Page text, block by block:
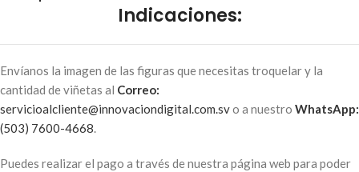
Indicaciones:
Envíanos la imagen de las figuras que necesitas troquelar y la
cantidad de viñetas al Correo:
servicioalcliente@innovaciondigital.com.svo a nuestro WhatsApp:
(503) 7600-4668.
Puedes realizar el pago a través de nuestra página web para poder